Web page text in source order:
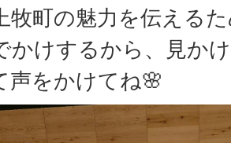
牧町の魅力を伝える
かけするから、見か
声をかけてね🌸